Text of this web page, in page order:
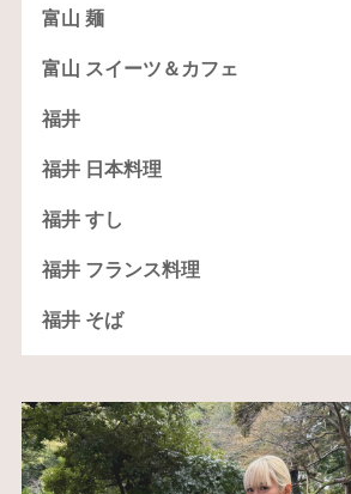
富山 麺
富山 スイーツ＆カフェ
福井
福井 日本料理
福井 すし
福井 フランス料理
福井 そば